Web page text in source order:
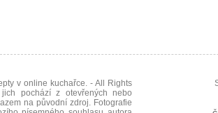
v online kuchařce. - All Rights
pochází z otevřených nebo
na původní zdroj. Fotografie